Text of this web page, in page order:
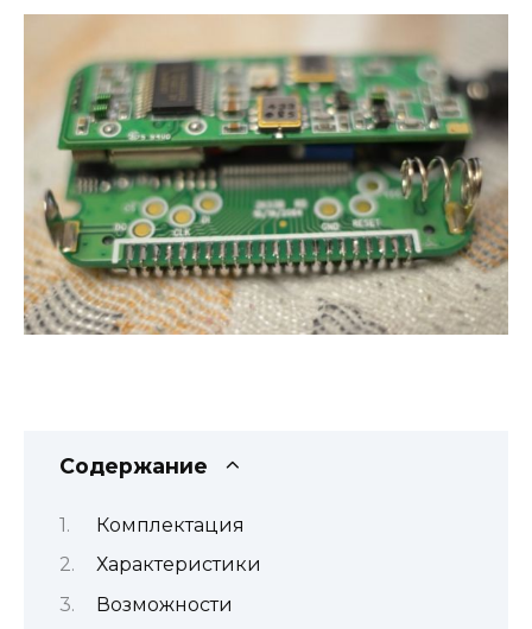
Содержание
Комплектация
Характеристики
Возможности